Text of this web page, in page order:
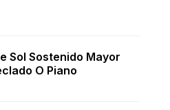
Sol Sostenido Mayor
O Piano